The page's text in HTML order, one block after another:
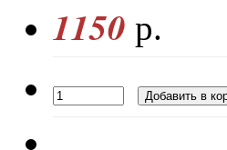
1150 р.